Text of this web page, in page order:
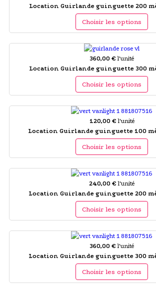
Location Guirlande guinguette 200
Choisir les options
360,00 € l'unité
Location Guirlande guinguette 300
Choisir les options
120,00 € l'unité
Location Guirlande guinguette 100
Choisir les options
240,00 € l'unité
Location Guirlande guinguette 200
Choisir les options
360,00 € l'unité
Location Guirlande guinguette 300
Choisir les options